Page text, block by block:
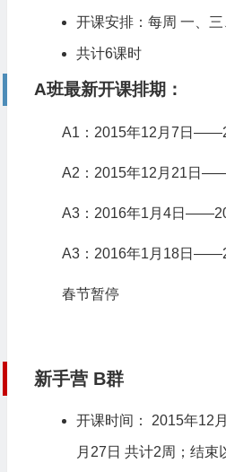
开课安排：每周 一、三
共计6课时
A班最新开课排期：
A1：2015年12月7日
A2：2015年12月21日
A3：2016年1月4日
A3：2016年1月18日
春节暂停
新手营 B群
开课时间： 2015年12
月27日 共计2周；结束